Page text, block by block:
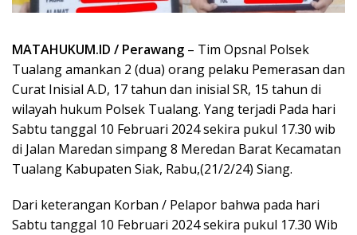
MATAHUKUM.ID / Perawang – Tim Opsnal Polsek
Tualang amankan 2 (dua) orang pelaku Pemerasan dan
Curat Inisial A.D, 17 tahun dan inisial SR, 15 tahun di
wilayah hukum Polsek Tualang. Yang terjadi Pada hari
Sabtu tanggal 10 Februari 2024 sekira pukul 17.30 wib
di Jalan Maredan simpang 8 Meredan Barat Kecamatan
Tualang Kabupaten Siak, Rabu,(21/2/24) Siang.
Dari keterangan Korban / Pelapor bahwa pada hari
Sabtu tanggal 10 Februari 2024 sekira pukul 17.30 Wib